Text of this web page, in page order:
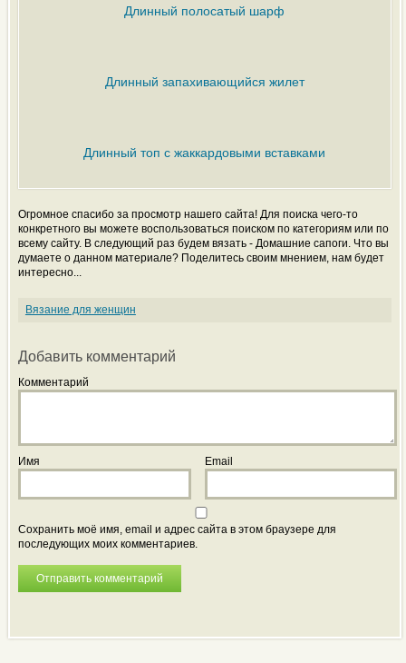
Длинный полосатый шарф
Длинный запахивающийся жилет
Длинный топ с жаккардовыми вставками
Огромное спасибо за просмотр нашего сайта! Для поиска чего-то
конкретного вы можете воспользоваться поиском по категориям или по
всему сайту. В следующий раз будем вязать - Домашние сапоги. Что вы
думаете о данном материале? Поделитесь своим мнением, нам будет
интересно...
Вязание для женщин
Добавить комментарий
Комментарий
Имя Email
Сохранить моё имя, email и адрес сайта в этом браузере для
последующих моих комментариев.